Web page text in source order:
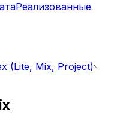
Реализованные
(Lite, Mix, Project)